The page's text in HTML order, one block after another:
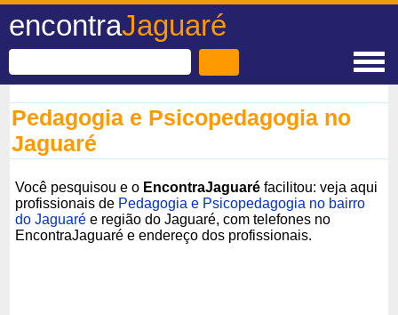
encontraJaguaré
Pedagogia e Psicopedagogia no
Jaguaré
Você pesquisou e o EncontraJaguaré facilitou: veja aqui
profissionais de Pedagogia e Psicopedagogia no bairro
do Jaguaré e região do Jaguaré, com telefones no
EncontraJaguaré e endereço dos profissionais.